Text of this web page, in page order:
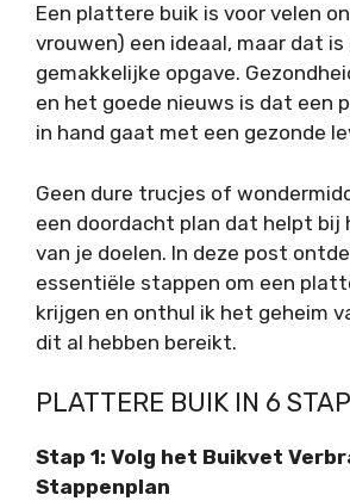
Een plattere buik is voor velen
vrouwen) een ideaal, maar dat is
gemakkelijke opgave.
en het goede nieuws is dat een
in hand gaat met een gezonde
Geen dure trucjes of
een doordacht plan dat helpt bij
van je doelen. In deze post
essentiële stappen om een
krijgen en onthul ik het geheim
dit al hebben bereikt.
PLATTERE BUIK IN 6
Stap 1: Volg het Buikvet
Stappenplan